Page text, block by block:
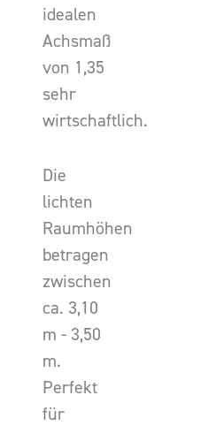
idealen
Achsmaß
von 1,35
sehr
wirtschaftlich.
Die
lichten
Raumhöhen
betragen
zwischen
ca. 3,10
m - 3,50
m.
Perfekt
für